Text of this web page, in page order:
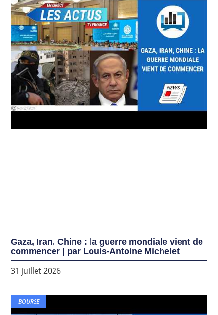
Gaza, Iran, Chine : la guerre mondiale vient de
commencer | par Louis-Antoine Michelet
31 juillet 2026
BOURSE